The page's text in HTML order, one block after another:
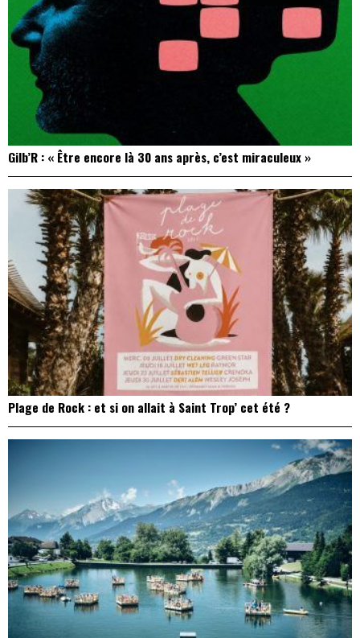
Gilb’R : « Être encore là 30 ans après, c’est miraculeux »
Plage de Rock : et si on allait à Saint Trop’ cet été ?